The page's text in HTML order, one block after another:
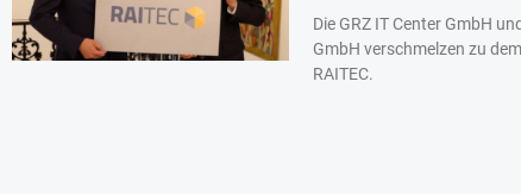
Die GRZ IT Center GmbH
GmbH verschmelzen zu
RAITEC.